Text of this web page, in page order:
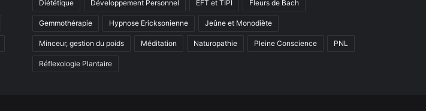
Diététique Développement Personnel EFT et TIPI Fleurs de Bach
Gemmothérapie Hypnose Ericksonienne Jeûne et Monodiète
Minceur, gestion du poids Méditation Naturopathie Pleine Conscience PNL
Réflexologie Plantaire